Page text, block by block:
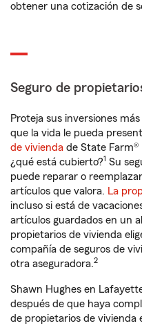
obtener una cotización de
Seguro de
Proteja sus inversiones
que la vida le pueda
de vivienda de State Farm®
¿qué está cubierto?1 Su
puede reparar o
artículos que valora. La
incluso si está de
artículos guardados en un
propietarios de vivienda
compañía de seguros de
otra aseguradora.2
Shawn Hughes en
después de que haya
de propietarios de vivienda